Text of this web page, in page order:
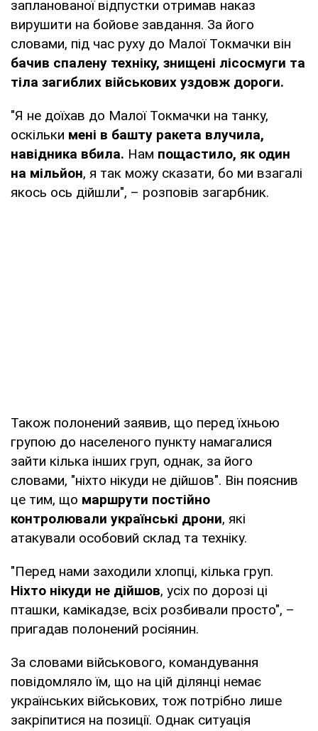
запланованої відпустки отримав наказ
вирушити на бойове завдання. За його
словами, під час руху до Малої Токмачки він
бачив спалену техніку, знищені лісосмуги та
тіла загиблих військових уздовж дороги.
"Я не доїхав до Малої Токмачки на танку,
оскільки мені в башту ракета влучила,
навідника вбила. Нам пощастило, як один
на мільйон, я так можу сказати, бо ми взагалі
якось ось дійшли", – розповів загарбник.
Також полонений заявив, що перед їхньою
групою до населеного пункту намагалися
зайти кілька інших груп, однак, за його
словами, "ніхто нікуди не дійшов". Він пояснив
це тим, що маршрути постійно
контролювали українські дрони, які
атакували особовий склад та техніку.
"Перед нами заходили хлопці, кілька груп.
Ніхто нікуди не дійшов, усіх по дорозі ці
пташки, камікадзе, всіх розбивали просто", –
пригадав полонений росіянин.
За словами військового, командування
повідомляло їм, що на цій ділянці немає
українських військових, тож потрібно лише
закріпитися на позиції. Однак ситуація